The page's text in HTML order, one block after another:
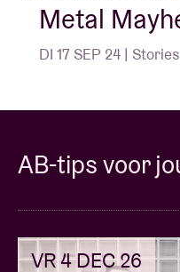
Metal
DI 17 SEP 24 | Stories
AB-tips voor
VR 4 DEC 26